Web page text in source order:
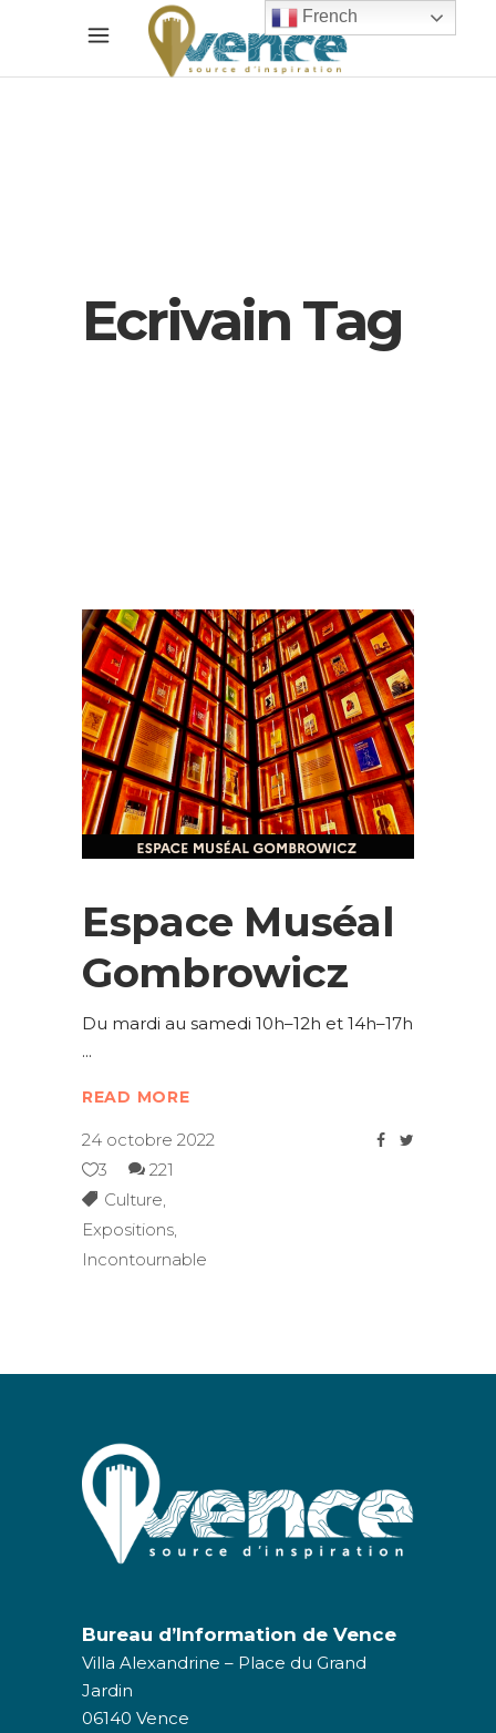
Ecrivain Tag
Espace Muséal
Gombrowicz
Du mardi au samedi 10h–12h et 14h–17h
READ MORE
24 octobre 2022
3
221
Culture,
Expositions,
Incontournable
Bureau d’Information de Vence
Villa Alexandrine – Place du Grand
Jardin
06140 Vence
French